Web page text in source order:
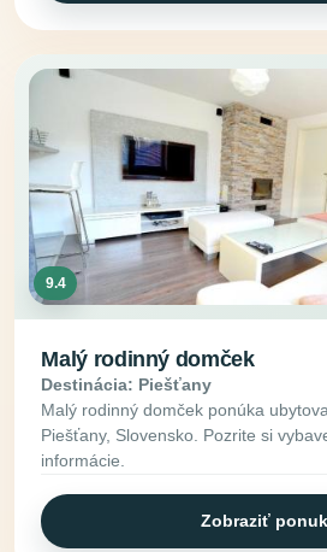
9.4
Malý rodinný domček
Destinácia: Piešťany
Malý rodinný domček ponúka
Piešťany, Slovensko. Pozrite si
informácie.
Zobraziť